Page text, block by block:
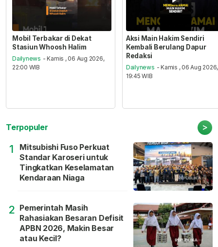
Mobil Terbakar di Dekat
Stasiun Whoosh Halim
Dailynews - Kamis , 06 Aug 2026,
22:00 WIB
Aksi Main Hakim Sendiri
Kembali Berulang Dapur
Redaksi
Dailynews - Kamis , 06 Aug 2026,
19:45 WIB
Terpopuler >
1
Mitsubishi Fuso Perkuat
Standar Karoseri untuk
Tingkatkan Keselamatan
Kendaraan Niaga
2 Pemerintah Masih
Rahasiakan Besaran Defisit
APBN 2026, Makin Besar
atau Kecil?